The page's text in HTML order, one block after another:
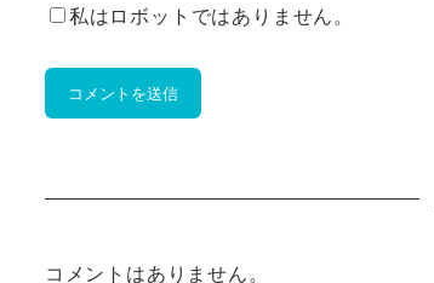
私はロボットではありません。
コメントはありません。